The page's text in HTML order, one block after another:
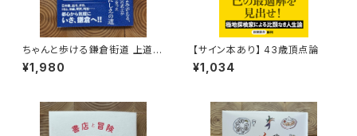
ちゃんと歩ける鎌倉街道 上道・
中道・下道
¥1,980
【サイン本あり】 43歳頂点論
¥1,034